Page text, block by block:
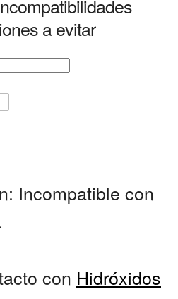
a evitar
Incompatible con
con Hidróxidos